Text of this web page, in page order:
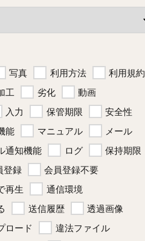
写真 利用方法
利用規約
工 劣化
動画
入力 保管期限
安全性
能 マニュアル
メール
通知機能 ログ
保持期限
登録
会員登録不要
再生
通信環境
送信履歴
透過画像
ロード
違法ファイル